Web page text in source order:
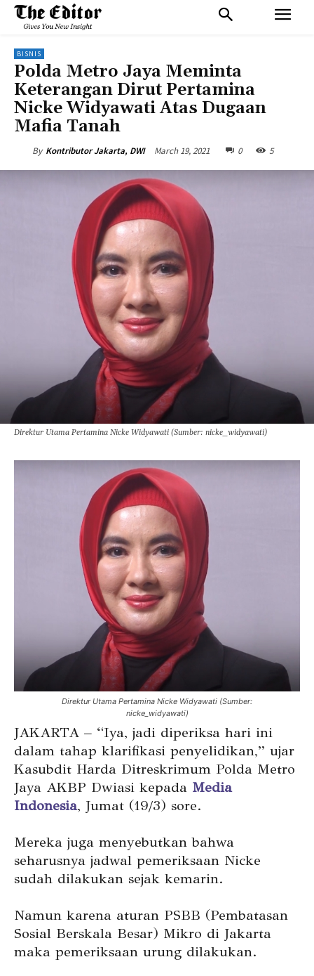
BISNIS
Polda Metro Jaya Meminta
Keterangan Dirut Pertamina
Nicke Widyawati Atas Dugaan
Mafia Tanah
By Kontributor Jakarta, DWI March 19, 2021 0 5
Direktur Utama Pertamina Nicke Widyawati (Sumber: nicke_widyawati)
Direktur Utama Pertamina Nicke Widyawati (Sumber:
nicke_widyawati)
JAKARTA – “Iya, jadi diperiksa hari ini
dalam tahap klarifikasi penyelidikan,” ujar
Kasubdit Harda Ditreskrimum Polda Metro
Jaya AKBP Dwiasi kepada Media
Indonesia, Jumat (19/3) sore.
Mereka juga menyebutkan bahwa
seharusnya jadwal pemeriksaan Nicke
sudah dilakukan sejak kemarin.
Namun karena aturan PSBB (Pembatasan
Sosial Berskala Besar) Mikro di Jakarta
maka pemeriksaan urung dilakukan.